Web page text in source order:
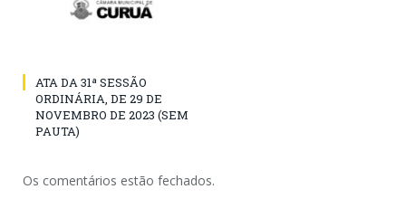
ATA DA 31ª SESSÃO
ORDINÁRIA, DE 29 DE
NOVEMBRO DE 2023 (SEM
PAUTA)
Os comentários estão fechados.